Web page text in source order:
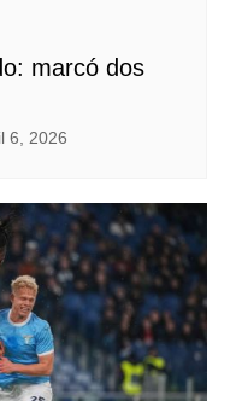
marcó dos
6, 2026